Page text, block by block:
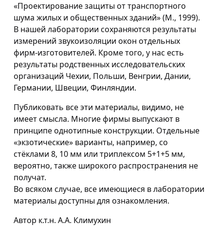
«Проектирование защиты от транспортного
шума жилых и общественных зданий» (М., 1999).
В нашей лаборатории сохраняются результаты
измерений звукоизоляции окон отдельных
фирм-изготовителей. Кроме того, у нас есть
результаты родственных исследовательских
организаций Чехии, Польши, Венгрии, Дании,
Германии, Швеции, Финляндии.
Публиковать все эти материалы, видимо, не
имеет смысла. Многие фирмы выпускают в
принципе однотипные конструкции. Отдельные
«экзотические» варианты, например, со
стёклами 8, 10 мм или триплексом 5+1+5 мм,
вероятно, также широкого распространения не
получат.
Во всяком случае, все имеющиеся в лаборатории
материалы доступны для ознакомления.
Автор к.т.н. А.А. Климухин